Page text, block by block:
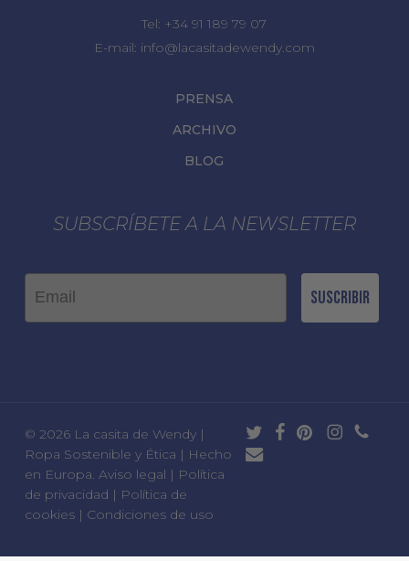
Tel: +34 91 189 79 07
E-mail: info@lacasitadewendy.com
PRENSA
ARCHIVO
BLOG
SUBSCRÍBETE A LA NEWSLETTER
Email
Suscribir
© 2026 La casita de Wendy |
Ropa Sostenible y Ética | Hecho
en Europa. Aviso legal | Política
de privacidad | Política de
cookies| Condiciones de uso
twitterfacebook
pinterestinstagram
phone
email